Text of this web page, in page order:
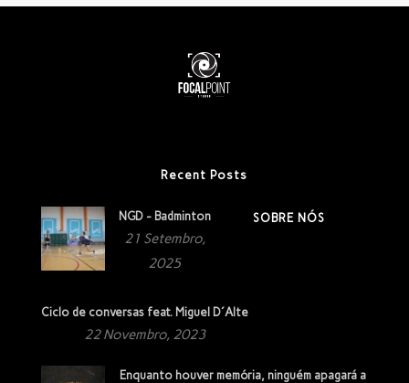
Recent Posts
NGD - Badminton
21 Setembro,
2025
Ciclo de conversas feat. Miguel D´Alte
22 Novembro, 2023
Enquanto houver memória, ninguém apagará a
SOBRE NÓS